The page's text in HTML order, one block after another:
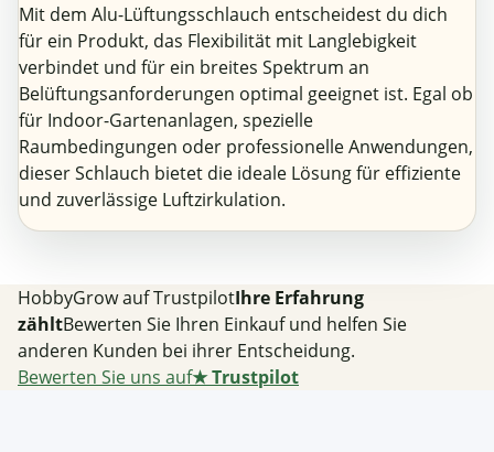
Mit dem Alu-Lüftungsschlauch entscheidest du dich
für ein Produkt, das Flexibilität mit Langlebigkeit
verbindet und für ein breites Spektrum an
Belüftungsanforderungen optimal geeignet ist. Egal ob
für Indoor-Gartenanlagen, spezielle
Raumbedingungen oder professionelle Anwendungen,
dieser Schlauch bietet die ideale Lösung für effiziente
und zuverlässige Luftzirkulation.
HobbyGrow auf TrustpilotIhre Erfahrung
zähltBewerten Sie Ihren Einkauf und helfen Sie
anderen Kunden bei ihrer Entscheidung.
Bewerten Sie uns auf★Trustpilot